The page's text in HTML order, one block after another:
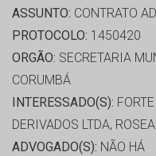
ASSUNTO: CONTRATO
PROTOCOLO: 1450420
ORGÃO: SECRETARIA
CORUMBÁ
INTERESSADO(S):
DERIVADOS LTDA,
ADVOGADO(S): NÃO HÁ